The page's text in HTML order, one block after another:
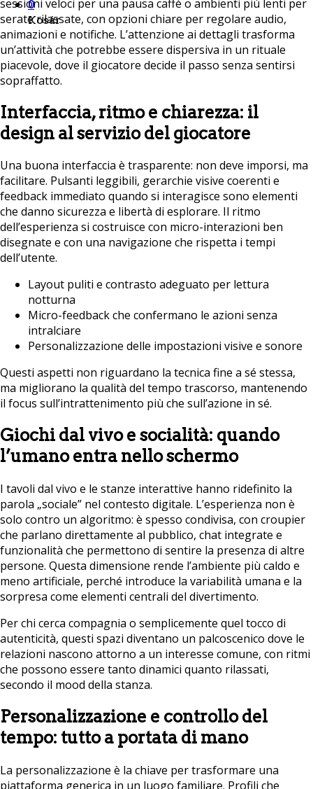
0
Kosár
sessioni veloci per una pausa caffè o ambienti più lenti per
serate rilassate, con opzioni chiare per regolare audio,
animazioni e notifiche. L’attenzione ai dettagli trasforma
un’attività che potrebbe essere dispersiva in un rituale
piacevole, dove il giocatore decide il passo senza sentirsi
sopraffatto.
Interfaccia, ritmo e chiarezza: il
design al servizio del giocatore
Una buona interfaccia è trasparente: non deve imporsi, ma
facilitare. Pulsanti leggibili, gerarchie visive coerenti e
feedback immediato quando si interagisce sono elementi
che danno sicurezza e libertà di esplorare. Il ritmo
dell’esperienza si costruisce con micro-interazioni ben
disegnate e con una navigazione che rispetta i tempi
dell’utente.
Layout puliti e contrasto adeguato per lettura
notturna
Micro-feedback che confermano le azioni senza
intralciare
Personalizzazione delle impostazioni visive e sonore
Questi aspetti non riguardano la tecnica fine a sé stessa,
ma migliorano la qualità del tempo trascorso, mantenendo
il focus sull’intrattenimento più che sull’azione in sé.
Giochi dal vivo e socialità: quando
l’umano entra nello schermo
I tavoli dal vivo e le stanze interattive hanno ridefinito la
parola „sociale” nel contesto digitale. L’esperienza non è
solo contro un algoritmo: è spesso condivisa, con croupier
che parlano direttamente al pubblico, chat integrate e
funzionalità che permettono di sentire la presenza di altre
persone. Questa dimensione rende l’ambiente più caldo e
meno artificiale, perché introduce la variabilità umana e la
sorpresa come elementi centrali del divertimento.
Per chi cerca compagnia o semplicemente quel tocco di
autenticità, questi spazi diventano un palcoscenico dove le
relazioni nascono attorno a un interesse comune, con ritmi
che possono essere tanto dinamici quanto rilassati,
secondo il mood della stanza.
Personalizzazione e controllo del
tempo: tutto a portata di mano
La personalizzazione è la chiave per trasformare una
piattaforma generica in un luogo familiare. Profili che